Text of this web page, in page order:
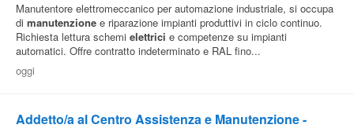
Manutentore elettromeccanico per automazione industriale, si occupa
di manutenzione e riparazione impianti produttivi in ciclo continuo.
Richiesta lettura schemi elettrici e competenze su impianti
automatici. Offre contratto indeterminato e RAL fino...
oggi
Addetto/a al Centro Assistenza e Manutenzione -